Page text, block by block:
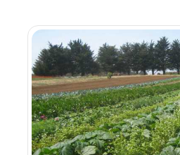
۹۸
آگرواکولوژی
کد
۲۴۳۶